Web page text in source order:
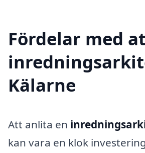
Fördelar med
Kälarne
Att anlita en
kan vara en klok